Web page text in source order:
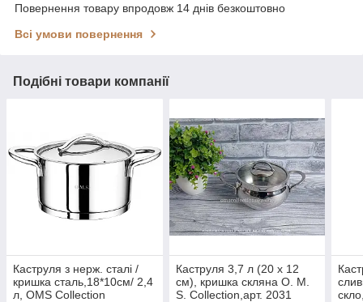
Повернення товару впродовж 14 днів безкоштовно
Всі умови повернення
Подібні товари компанії
Каструля з нерж. сталі /
кришка сталь,18*10см/ 2,4
л, OMS Collection
Каструля 3,7 л (20 х 12
см), кришка скляна O. M.
S. Collection,арт. 2031